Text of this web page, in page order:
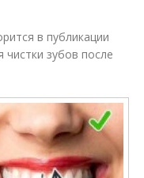
в публикации
зубов после